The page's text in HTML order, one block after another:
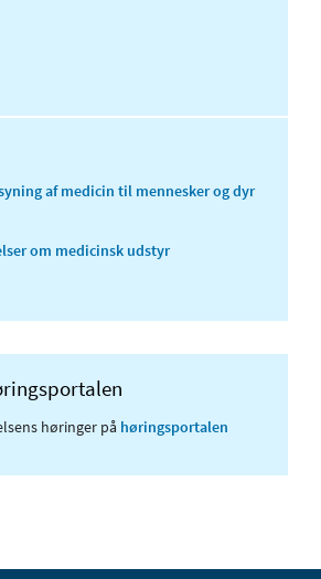
af medicin til mennesker og dyr
om medicinsk udstyr
høringer på høringsportalen